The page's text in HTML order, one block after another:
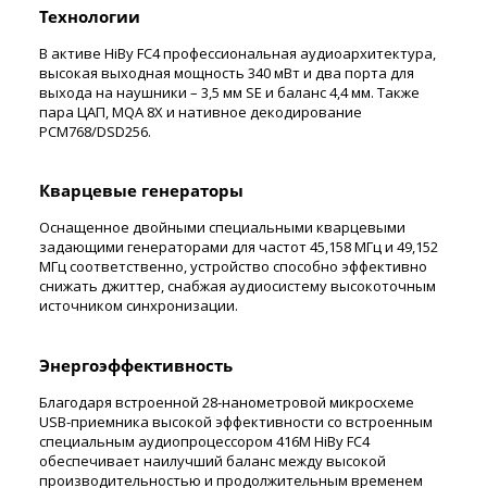
Технологии
В активе HiBy FC4 профессиональная аудиоархитектура,
высокая выходная мощность 340 мВт и два порта для
выхода на наушники – 3,5 мм SE и баланс 4,4 мм. Также
пара ЦАП, MQA 8X и нативное декодирование
PCM768/DSD256.
Кварцевые генераторы
Оснащенное двойными специальными кварцевыми
задающими генераторами для частот 45,158 МГц и 49,152
МГц соответственно, устройство способно эффективно
снижать джиттер, снабжая аудиосистему высокоточным
источником синхронизации.
Энергоэффективность
Благодаря встроенной 28-нанометровой микросхеме
USB-приемника высокой эффективности со встроенным
специальным аудиопроцессором 416M HiBy FC4
обеспечивает наилучший баланс между высокой
производительностью и продолжительным временем